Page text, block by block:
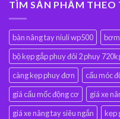
TÌM SẢN PHẨM THEO
bàn nâng tay niuli wp500
bộ kẹp gắp phuy đôi 2 phuy
càng kẹp phuy đơn
cẩu móc
giá cẩu mốc động cơ
giá xe
giá xe nâng tay siêu ngắn
kẹp